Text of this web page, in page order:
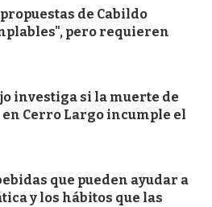
de Cabildo
pero requieren
investiga si la muerte de
Cerro Largo incumple el
que pueden ayudar a
y los hábitos que las